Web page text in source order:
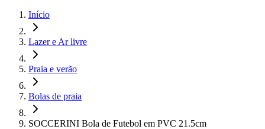
Início
Lazer e Ar livre
Praia e verão
Bolas de praia
SOCCERINI Bola de Futebol em PVC 21.5cm